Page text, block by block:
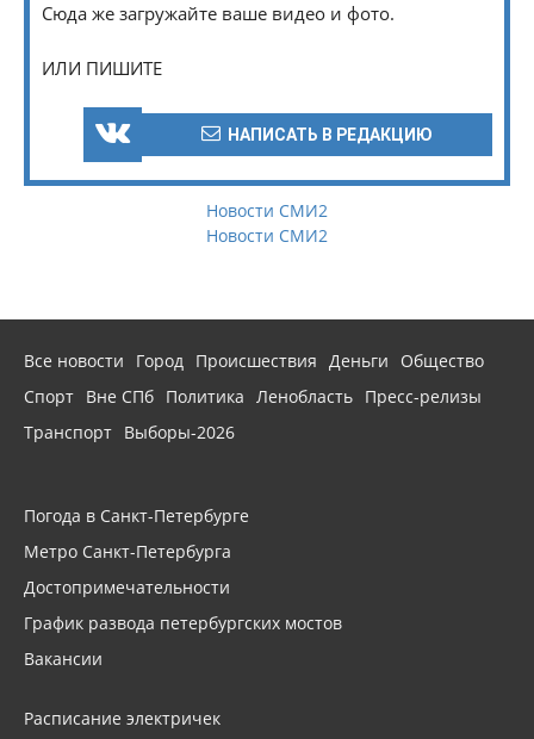
Сюда же загружайте ваше видео и фото.
ИЛИ ПИШИТЕ
НАПИСАТЬ В РЕДАКЦИЮ
Новости СМИ2
Новости СМИ2
Все новости Город Происшествия Деньги
Общество
Спорт Вне СПб Политика Ленобласть Пресс-релизы
Транспорт Выборы-2026
Погода в Санкт-Петербурге
Метро Санкт-Петербурга
Достопримечательности
График развода петербургских мостов
Вакансии
Расписание электричек